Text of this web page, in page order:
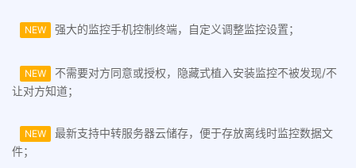
NEW 强大的监控手机控制终端，自定义调整监控设置；
NEW
不需要对方同意或授权，隐藏式植入安装监控不被发现/不
让对方知道；
NEW
最新支持中转服务器云储存，便于存放离线时监控数据文
件；